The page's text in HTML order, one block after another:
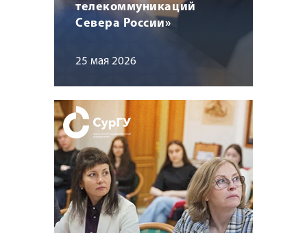
телекоммуникаций
Севера России»
25 мая 2026